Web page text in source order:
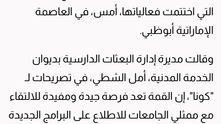
التي اختتمت فعالياتها، أمس، في العاصمة
الإماراتية أبوظبي.
وقالت مديرة إدارة البعثات الدارسية بديوان
الخدمة المدنية، أمل الشطي، في تصريحات لـ
"كونا"، إن القمة تعد فرصة جيدة ومفيدة للالتقاء
مع ممثلي الجامعات للاطلاع على البرامج الجديدة